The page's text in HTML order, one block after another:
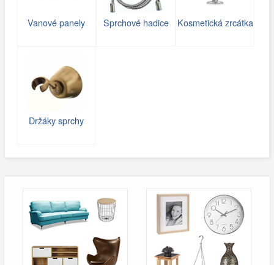
Vanové panely Sprchové hadice Kosmetická zrcátka
Držáky sprchy